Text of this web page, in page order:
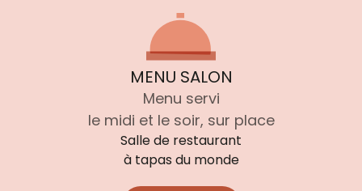
MENU SALON
Menu servi
le midi et le soir, sur place
Salle de restaurant
à tapas du monde